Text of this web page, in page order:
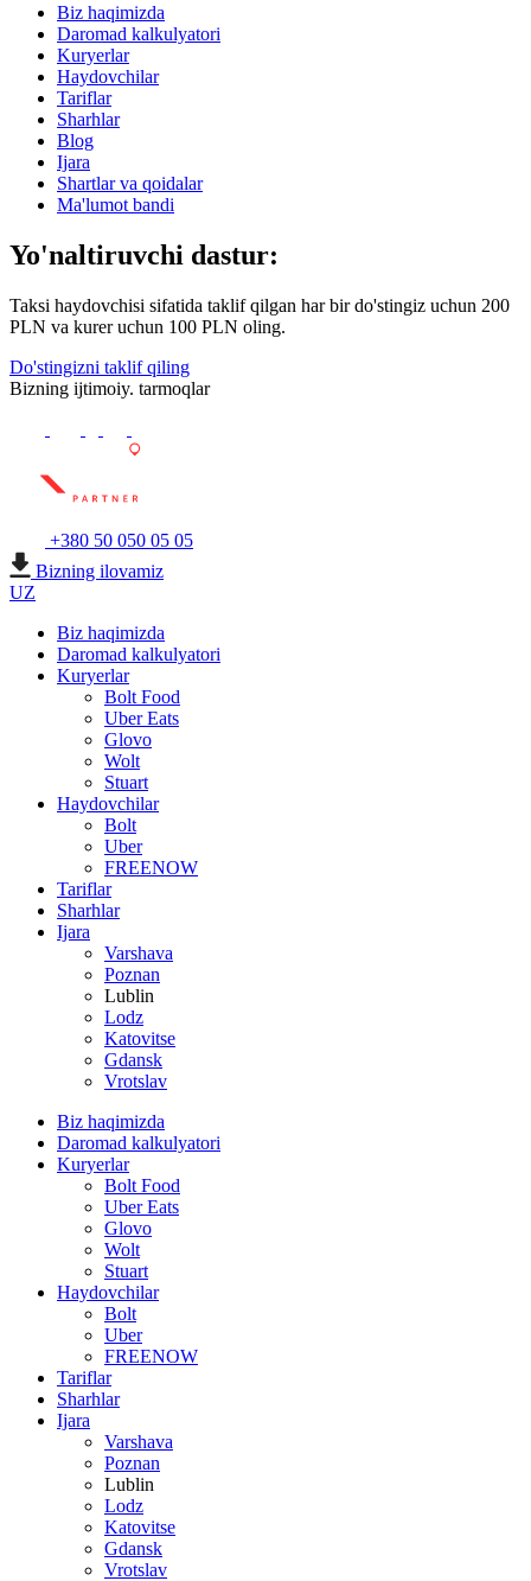
Biz haqimizda
Daromad kalkulyatori
Kuryerlar
Haydovchilar
Tariflar
Sharhlar
Blog
Ijara
Shartlar va qoidalar
Ma'lumot bandi
Yo'naltiruvchi dastur:
Taksi haydovchisi sifatida taklif qilgan har bir do'stingiz uchun 200
PLN va kurer uchun 100 PLN oling.
Do'stingizni taklif qiling
Bizning ijtimoiy. tarmoqlar
+380 50 050 05 05
Bizning ilovamiz
UZ
Biz haqimizda
Daromad kalkulyatori
Kuryerlar
Bolt Food
Uber Eats
Glovo
Wolt
Stuart
Haydovchilar
Bolt
Uber
FREENOW
Tariflar
Sharhlar
Ijara
Varshava
Poznan
Lublin
Lodz
Katovitse
Gdansk
Vrotslav
Biz haqimizda
Daromad kalkulyatori
Kuryerlar
Bolt Food
Uber Eats
Glovo
Wolt
Stuart
Haydovchilar
Bolt
Uber
FREENOW
Tariflar
Sharhlar
Ijara
Varshava
Poznan
Lublin
Lodz
Katovitse
Gdansk
Vrotslav